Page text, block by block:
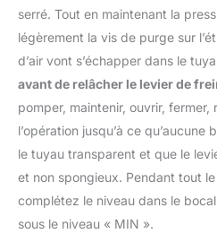
serré. Tout en maintenant la
légèrement la vis de purge sur
d’air vont s’échapper dans le
avant de relâcher le levier de
pomper, maintenir, ouvrir, fermer,
l’opération jusqu’à ce qu’aucune
le tuyau transparent et que le
et non spongieux. Pendant tout
complétez le niveau dans le
sous le niveau « MIN ».